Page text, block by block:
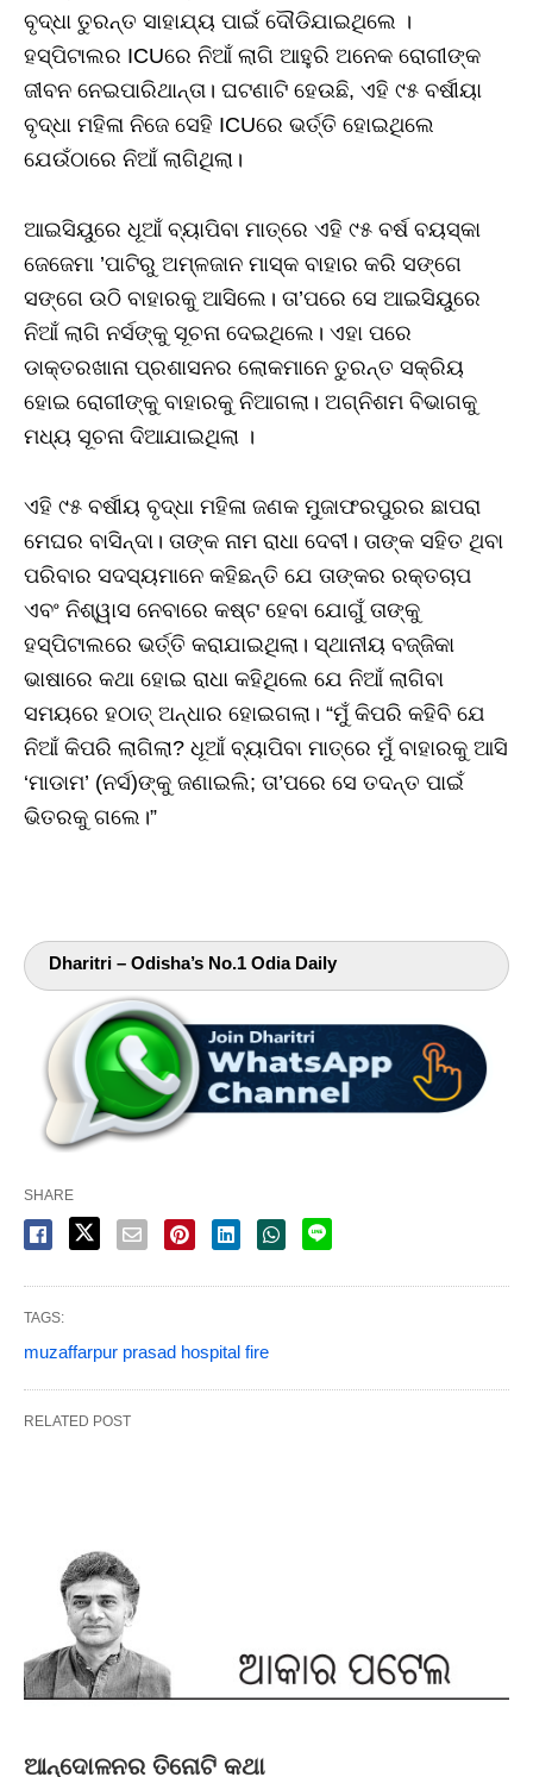
ବୃଦ୍ଧା ତୁରନ୍ତ ସାହାଯ୍ୟ ପାଇଁ ଦୌଡିଯାଇଥିଲେ ।
ହସ୍ପିଟାଲର ICUରେ ନିଆଁ ଲାଗି ଆହୁରି ଅନେକ ରୋଗୀଙ୍କ
ଜୀବନ ନେଇପାରିଥାନ୍ତା। ଘଟଣାଟି ହେଉଛି, ଏହି ୯୫ ବର୍ଷୀୟା
ବୃଦ୍ଧା ମହିଳା ନିଜେ ସେହି ICUରେ ଭର୍ତ୍ତି ହୋଇଥିଲେ
ଯେଉଁଠାରେ ନିଆଁ ଲାଗିଥିଲା।
ଆଇସିୟୁରେ ଧୂଆଁ ବ୍ୟାପିବା ମାତ୍ରେ ଏହି ୯୫ ବର୍ଷ ବୟସ୍କା
ଜେଜେମା ’ପାଟିରୁ ଅମ୍ଳଜାନ ମାସ୍କ ବାହାର କରି ସଙ୍ଗେ
ସଙ୍ଗେ ଉଠି ବାହାରକୁ ଆସିଲେ। ତା’ପରେ ସେ ଆଇସିୟୁରେ
ନିଆଁ ଲାଗି ନର୍ସଙ୍କୁ ସୂଚନା ଦେଇଥିଲେ। ଏହା ପରେ
ଡାକ୍ତରଖାନା ପ୍ରଶାସନର ଲୋକମାନେ ତୁରନ୍ତ ସକ୍ରିୟ
ହୋଇ ରୋଗୀଙ୍କୁ ବାହାରକୁ ନିଆଗଲା। ଅଗ୍ନିଶମ ବିଭାଗକୁ
ମଧ୍ୟ ସୂଚନା ଦିଆଯାଇଥିଲା ।
ଏହି ୯୫ ବର୍ଷୀୟ ବୃଦ୍ଧା ମହିଳା ଜଣକ ମୁଜାଫରପୁରର ଛାପରା
ମେଘର ବାସିନ୍ଦା। ତାଙ୍କ ନାମ ରାଧା ଦେବୀ। ତାଙ୍କ ସହିତ ଥିବା
ପରିବାର ସଦସ୍ୟମାନେ କହିଛନ୍ତି ଯେ ତାଙ୍କର ରକ୍ତଚାପ
ଏବଂ ନିଶ୍ୱାସ ନେବାରେ କଷ୍ଟ ହେବା ଯୋଗୁଁ ତାଙ୍କୁ
ହସ୍ପିଟାଲରେ ଭର୍ତ୍ତି କରାଯାଇଥିଲା। ସ୍ଥାନୀୟ ବଜ୍ଜିକା
ଭାଷାରେ କଥା ହୋଇ ରାଧା କହିଥିଲେ ଯେ ନିଆଁ ଲାଗିବା
ସମୟରେ ହଠାତ୍ ଅନ୍ଧାର ହୋଇଗଲା। “ମୁଁ କିପରି କହିବି ଯେ
ନିଆଁ କିପରି ଲାଗିଲା? ଧୂଆଁ ବ୍ୟାପିବା ମାତ୍ରେ ମୁଁ ବାହାରକୁ ଆସି
‘ମାଡାମ’ (ନର୍ସ)ଙ୍କୁ ଜଣାଇଲି; ତା’ପରେ ସେ ତଦନ୍ତ ପାଇଁ
ଭିତରକୁ ଗଲେ।”
Dharitri – Odisha’s No.1 Odia Daily
SHARE
TAGS:
muzaffarpur prasad hospital fire
RELATED POST
ଆନ୍ଦୋଳନର ତିନୋଟି କଥା